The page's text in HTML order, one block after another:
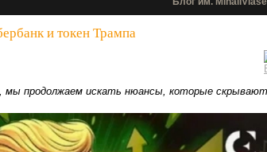
и токен Трампа
мы продолжаем искать нюансы, которые